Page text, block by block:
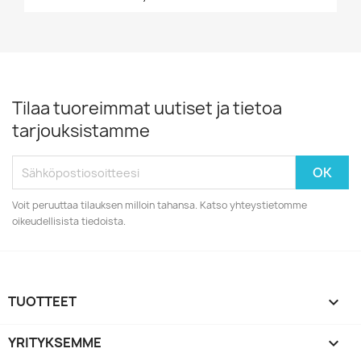
Tilaa tuoreimmat uutiset ja tietoa
tarjouksistamme
Voit peruuttaa tilauksen milloin tahansa. Katso yhteystietomme
oikeudellisista tiedoista.
TUOTTEET 
YRITYKSEMME 